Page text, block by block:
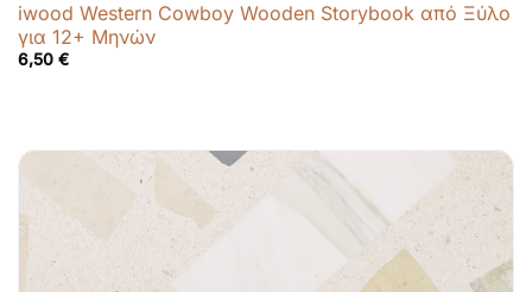
iwood Western Cowboy Wooden Storybook από Ξύλο
για 12+ Μηνών
6,50 €